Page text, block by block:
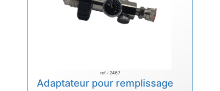
ref : 2467
Adaptateur pour remplissage